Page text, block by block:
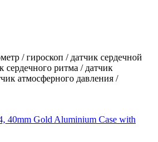
/ гироскоп / датчик сердечной
сердечного ритма / датчик
атмосферного давления /
40mm Gold Aluminium Case with